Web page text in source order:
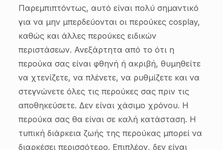
Παρεμπιπτόντως, αυτό είναι πολύ σημαντικό
για να μην μπερδεύονται οι περούκες cosplay,
καθώς και άλλες περούκες ειδικών
περιστάσεων. Ανεξάρτητα από το ότι η
περούκα σας είναι φθηνή ή ακριβή, θυμηθείτε
να χτενίζετε, να πλένετε, να ρυθμίζετε και να
στεγνώνετε όλες τις περούκες σας πριν τις
αποθηκεύσετε. Δεν είναι χάσιμο χρόνου. Η
περούκα σας θα είναι σε καλή κατάσταση. Η
τυπική διάρκεια ζωής της περούκας μπορεί να
διαρκέσει περισσότερο. Επιπλέον, δεν είναι